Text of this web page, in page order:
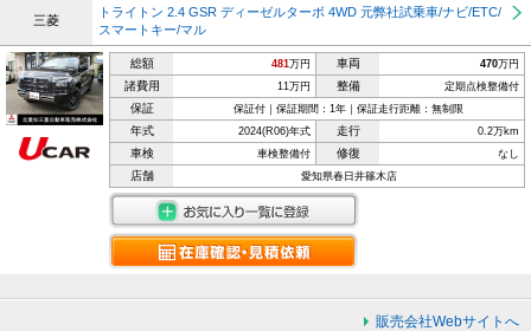
三菱
トライトン 2.4 GSR ディーゼルターボ 4WD 元弊社試乗車/ナビ/ETC/
スマートキー/マル
総額 481万円 車両 470万円
諸費用 11万円 整備 定期点検整備付
保証 保証付｜保証期間：1年｜保証走行距離：無制限
年式 2024(R06)年式 走行 0.2万km
車検 車検整備付 修復 なし
店舗 愛知県春日井篠木店
販売会社Webサイトへ